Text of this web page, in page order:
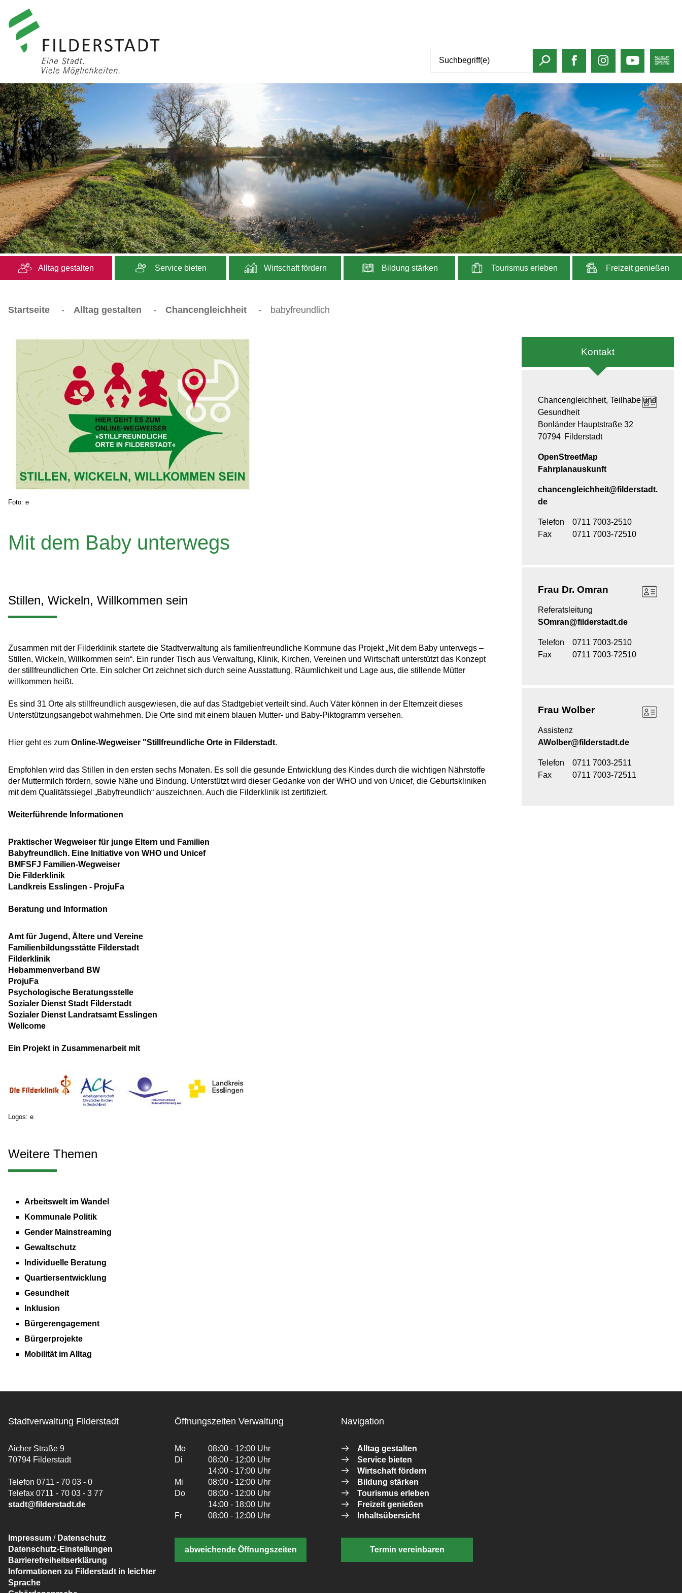
Alltag gestalten Service bieten Wirtschaft fördern Bildung stärken Tourismus erleben Freizeit genießen
Startseite - Alltag gestalten - Chancengleichheit - babyfreundlich
Foto: e
Mit dem Baby unterwegs
Stillen, Wickeln, Willkommen sein
Zusammen mit der Filderklinik startete die Stadtverwaltung als familienfreundliche Kommune das Projekt „Mit dem Baby unterwegs –
Stillen, Wickeln, Willkommen sein“. Ein runder Tisch aus Verwaltung, Klinik, Kirchen, Vereinen und Wirtschaft unterstützt das Konzept
der stillfreundlichen Orte. Ein solcher Ort zeichnet sich durch seine Ausstattung, Räumlichkeit und Lage aus, die stillende Mütter
willkommen heißt.
Es sind 31 Orte als stillfreundlich ausgewiesen, die auf das Stadtgebiet verteilt sind. Auch Väter können in der Elternzeit dieses
Unterstützungsangebot wahrnehmen. Die Orte sind mit einem blauen Mutter- und Baby-Piktogramm versehen.
Hier geht es zum Online-Wegweiser "Stillfreundliche Orte in Filderstadt.
Empfohlen wird das Stillen in den ersten sechs Monaten. Es soll die gesunde Entwicklung des Kindes durch die wichtigen Nährstoffe
der Muttermilch fördern, sowie Nähe und Bindung. Unterstützt wird dieser Gedanke von der WHO und von Unicef, die Geburtskliniken
mit dem Qualitätssiegel „Babyfreundlich“ auszeichnen. Auch die Filderklinik ist zertifiziert.
Weiterführende Informationen
Praktischer Wegweiser für junge Eltern und Familien
Babyfreundlich. Eine Initiative von WHO und Unicef
BMFSFJ Familien-Wegweiser
Die Filderklinik
Landkreis Esslingen - ProjuFa
Beratung und Information
Amt für Jugend, Ältere und Vereine
Familienbildungsstätte Filderstadt
Filderklinik
Hebammenverband BW
ProjuFa
Psychologische Beratungsstelle
Sozialer Dienst Stadt Filderstadt
Sozialer Dienst Landratsamt Esslingen
Wellcome
Ein Projekt in Zusammenarbeit mit
Logos: e
Weitere Themen
Arbeitswelt im Wandel
Kommunale Politik
Gender Mainstreaming
Gewaltschutz
Individuelle Beratung
Quartiersentwicklung
Gesundheit
Inklusion
Bürgerengagement
Bürgerprojekte
Mobilität im Alltag
Kontakt
Chancengleichheit, Teilhabe und
Gesundheit
Bonländer Hauptstraße 32
70794 Filderstadt
OpenStreetMap
Fahrplanauskunft
chancengleichheit@filderstadt.
de
Telefon
0711 7003-2510
Fax
0711 7003-72510
Frau Dr. Omran
Referatsleitung
SOmran@filderstadt.de
Telefon
0711 7003-2510
Fax
0711 7003-72510
Frau Wolber
Assistenz
AWolber@filderstadt.de
Telefon
0711 7003-2511
Fax
0711 7003-72511
Stadtverwaltung Filderstadt
Aicher Straße 9
70794 Filderstadt
Telefon 0711 - 70 03 - 0
Telefax 0711 - 70 03 - 3 77
stadt@filderstadt.de
Impressum / Datenschutz
Datenschutz-Einstellungen
Barrierefreiheitserklärung
Informationen zu Filderstadt in leichter
Sprache
Öffnungszeiten Verwaltung
Mo
08:00 - 12:00 Uhr
Di
08:00 - 12:00 Uhr
14:00 - 17:00 Uhr
Mi
08:00 - 12:00 Uhr
Do
08:00 - 12:00 Uhr
14:00 - 18:00 Uhr
Fr
08:00 - 12:00 Uhr
abweichende Öffnungszeiten
Navigation
Alltag gestalten
Service bieten
Wirtschaft fördern
Bildung stärken
Tourismus erleben
Freizeit genießen
Inhaltsübersicht
Termin vereinbaren